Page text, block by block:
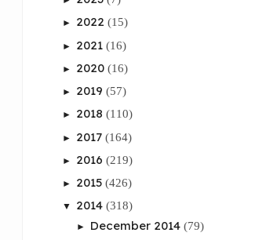
► 2022 (15)
► 2021 (16)
► 2020 (16)
► 2019 (57)
► 2018 (110)
► 2017 (164)
► 2016 (219)
► 2015 (426)
▼ 2014 (318)
► December 2014 (79)